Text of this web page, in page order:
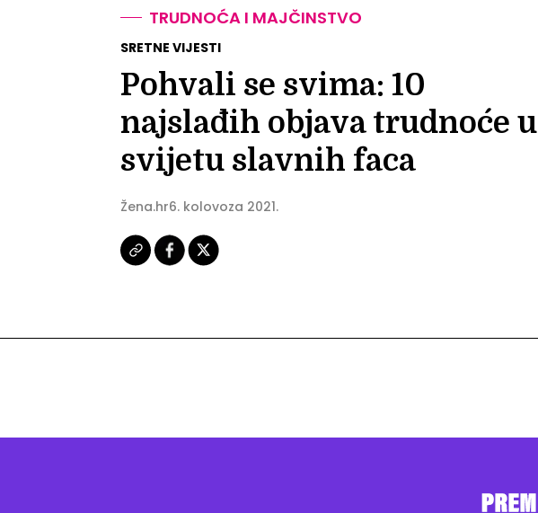
TRUDNOĆA I MAJČINSTVO
SRETNE VIJESTI
Pohvali se svima: 10
najslađih objava trudnoće u
svijetu slavnih faca
Žena.hr6. kolovoza 2021.